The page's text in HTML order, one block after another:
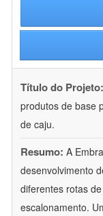
Título do Projeto:
produtos de base
de caju.
Resumo: A
desenvolvimento
diferentes rotas
escalonamento.